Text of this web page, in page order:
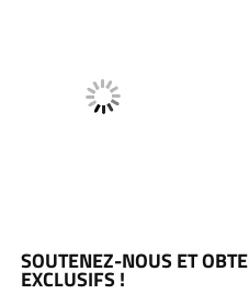
SOUTENEZ-NOUS ET
EXCLUSIFS !